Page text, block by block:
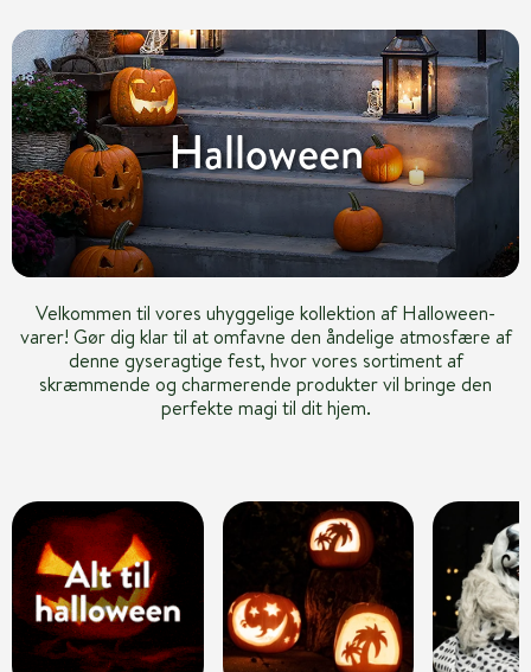
Halloween
Velkommen til vores uhyggelige kollektion af Halloween-
varer! Gør dig klar til at omfavne den åndelige atmosfære af
denne gyseragtige fest, hvor vores sortiment af
skræmmende og charmerende produkter vil bringe den
perfekte magi til dit hjem.